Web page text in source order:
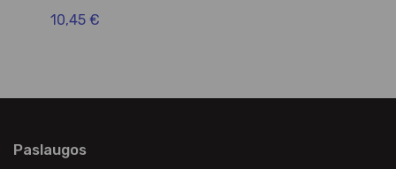
10,45 €
Paslaugos